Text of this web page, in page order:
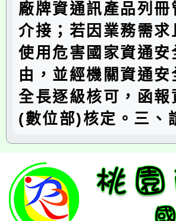
廠牌資通訊產品列
介接；若因業務需
使用危害國家資通
由，並經機關資通
全長逐級核可，函
(數位部)核定。三、